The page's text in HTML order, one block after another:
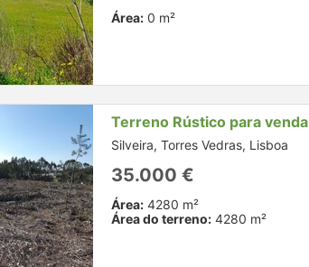
Área: 0 m²
Terreno Rústico para venda
Silveira, Torres Vedras, Lisboa
35.000 €
Área: 4280 m²
Área do terreno: 4280 m²